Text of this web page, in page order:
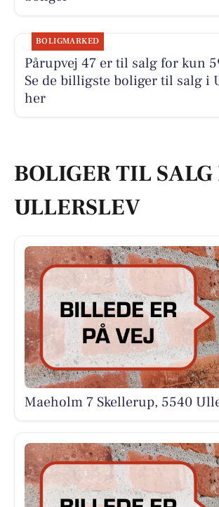
BOLIGMARKED
Pårupvej 47 er til salg for kun
Se de billigste boliger til salg i
her
BOLIGER TIL SALG
ULLERSLEV
Maeholm 7 Skellerup, 5540